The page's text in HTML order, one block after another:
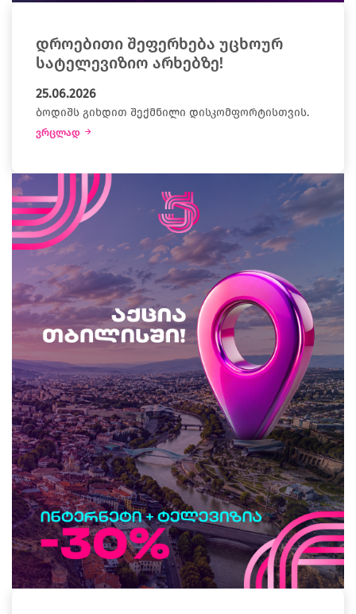
დროებითი შეფერხება უცხოურ
სატელევიზიო არხებზე!
25.06.2026
ბოდიშს გიხდით შექმნილი დისკომფორტისთვის.
ვრცლად